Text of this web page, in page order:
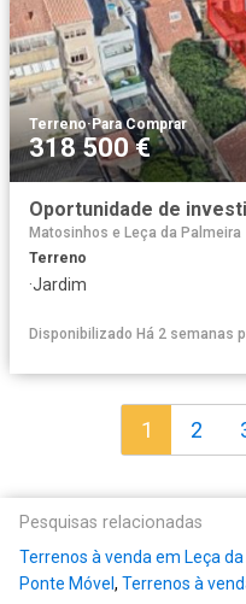
Terreno·Para Comprar
318 500 €
Oportunidade de
Matosinhos e Leça da Palmeira
Terreno
·Jardim
Disponibilizado Há 2 semanas
1 2
Pesquisas relacionadas
Terrenos à venda em Leça
Ponte Móvel , Terrenos à